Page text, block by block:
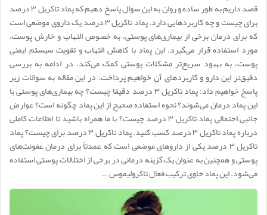
قصد داریم به طور ساده و روان به این سوال پاسخ دهیم که پماد تاکریل ۳ درصد
برای چیست و چه کاربردهایی دارد. پماد تاکریل ۳ درصد یک داروی موضعی است
که برای درمان برخی از بیماری‌های پوستی، به خصوص التهاب و خارش پوست،
مورد استفاده قرار می‌گیرد. این پماد با کاهش التهاب و تقویت سیستم ایمنی
پوست، به بهبود سریع‌تر مشکلات پوستی کمک می‌کند. در ادامه به بررسی
دقیق‌تر این دارو و کاربردهای آن خواهیم پرداخت. در این مقاله به سوالات زیر
پاسخ خواهیم داد: پماد تاکریل ۳ درصد دقیقا چیست؟ چه بیماری‌های پوستی با
این پماد درمان می‌شوند؟ نحوه استفاده صحیح از این پماد چگونه است؟ عوارض
جانبی احتمالی پماد تاکریل ۳ درصد چیست؟ با ما همراه باشید تا اطلاعات کاملی
درباره پماد تاکریل ۳ درصد کسب کنید. پماد تاکریل ۳ درصد برای چیست؟ پماد
تاکریل ۳ درصد یکی از داروهای موضعی است که عمدتاً برای درمان عفونت‌های
پوستی و همچنین به عنوان یک گزینه درمانی در برخی از اختلالات پوستی استفاده
می‌شود. این پماد حاوی ترکیب فعال تاکرولیموس …